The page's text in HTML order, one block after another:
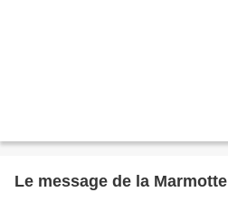
Le message de la Marmotte